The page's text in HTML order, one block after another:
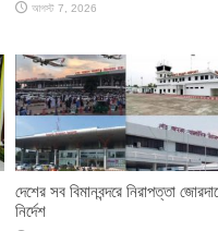
আগস্ট 7, 2026
দেশের সব বিমানবন্দরে নিরাপত্তা
নির্দেশ